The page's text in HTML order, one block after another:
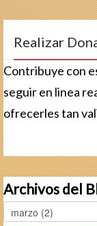
Realizar
Contribuye con
seguir en linea
ofrecerles tan
Archivos del